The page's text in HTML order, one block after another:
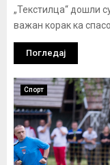
„Текстилца“ дошли
важан корак ка
Погледај
Спорт